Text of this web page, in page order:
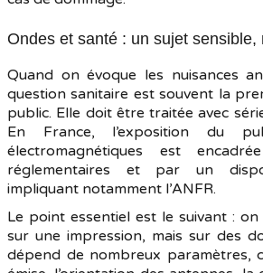
Ondes et santé : un sujet sensible,
Quand on évoque les nuisances
question sanitaire est souvent la
public. Elle doit être traitée avec
En France, l’exposition du
électromagnétiques est
réglementaires et par un
impliquant notamment l’ANFR.
Le point essentiel est le suivant :
sur une impression, mais sur des
dépend de nombreux paramètres,